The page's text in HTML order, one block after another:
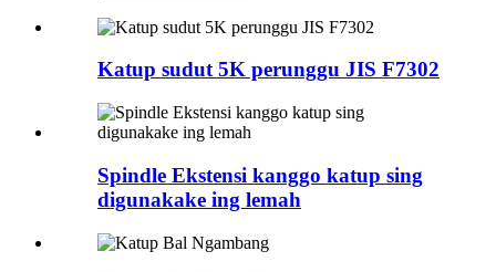
Katup sudut 5K perunggu JIS F7302
Spindle Ekstensi kanggo katup sing
digunakake ing lemah